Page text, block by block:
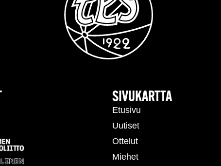
SIVUKARTTA
Etusivu
Uutiset
Ottelut
Miehet